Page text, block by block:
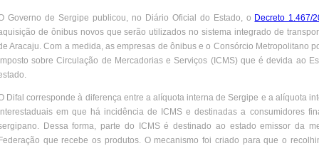
Governo de Sergipe publicou, no Diário Oficial do Estado, o Decreto 1.467/
de ônibus novos que serão utilizados no sistema integrado de
Aracaju. Com a medida, as empresas de ônibus e o Consórcio Metropolitano
sobre Circulação de Mercadorias e Serviços (ICMS) que é devida ao
Difal corresponde à diferença entre a alíquota interna de Sergipe e a alíquota
em que há incidência de ICMS e destinadas a consumidores
Dessa forma, parte do ICMS é destinado ao estado emissor da
que recebe os produtos. O mecanismo foi criado para que o